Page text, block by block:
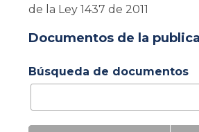
de la Ley 1437 de 2011
Documentos de la
Búsqueda de documentos